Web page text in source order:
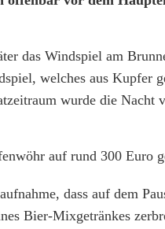
das Windspiel am
welches aus Kupfer
wurde die Nacht
auf rund 300 Euro
dass auf dem
Bier-Mixgetränkes